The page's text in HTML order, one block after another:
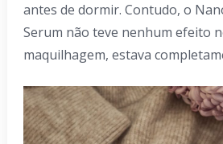
antes de dormir. Contudo, o
Serum não teve nenhum efeito
maquilhagem, estava